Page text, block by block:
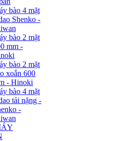
bào 4 mặt
Shenko -
bào 2 mặt
mm -
bào 2 mặt
xoắn 600
- Hinoki
bào 4 mặt
tải nặng -
-